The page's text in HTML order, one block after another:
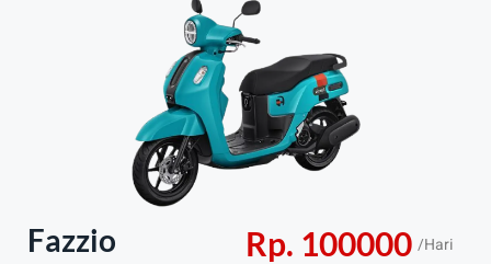
Fazzio Rp. 100000 /Hari